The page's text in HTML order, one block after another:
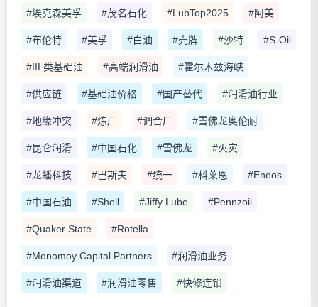
#埃克森美孚 #茂名石化 #LubTop2025 #阿美
#布伦特 #美孚 #白油 #壳牌 #沙特 #S-Oil
#III 类基础油 #高端润滑油 #霍尔木兹海峡
#供应链 #基础油价格 #国产替代 #润滑油行业
#地缘冲突 #炼厂 #调合厂 #雪佛龙奥伦耐
#昆仑润滑 #中国石化 #雪佛龙 #火灾
#龙蟠科技 #巴斯夫 #统一 #科莱恩 #Eneos
#中国石油 #Shell #Jiffy Lube #Pennzoil
#Quaker State #Rotella
#Monomoy Capital Partners #润滑油业务
#润滑油渠道 #润滑油零售 #快修连锁